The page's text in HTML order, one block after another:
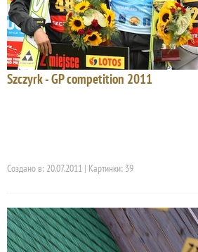
Szczyrk - GP competition 2011
Создано в: 20.07.2011 | Картинки: 39